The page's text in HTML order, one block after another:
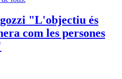
"L'objectiu és
com les persones